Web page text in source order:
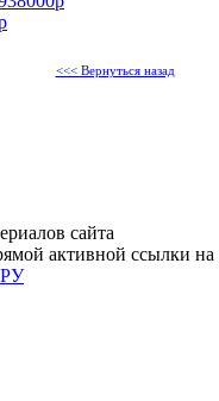
<<< Вернуться назад
сайта
активной ссылки на